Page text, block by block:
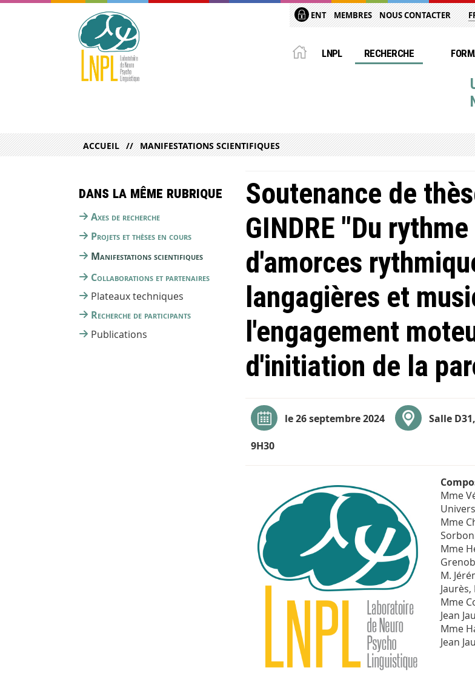
ENT MEMBRES NOUS CONTACTER
LNPL RECHERCHE
ACCUEIL MANIFESTATIONS SCIENTIFIQUES
Soutenance de
GINDRE "Du
d'amorces
langagières et
l'engagement
d'initiation de la
le 26 septembre 2024
9H30
Salle
Mme
Mme
Mme
M.
Mme
Jean
Mme
Jean
Dans la même rubrique
Axes de recherche
Projets et thèses en cours
Manifestations scientifiques
Collaborations et partenaires
Plateaux techniques
Recherche de participants
Publications